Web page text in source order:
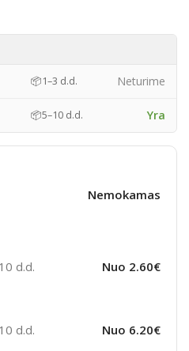
📦1–3 d.d. Neturime
📦5–10 d.d. Yra
Nemokamas
d.d. Nuo 2.60€
d.d. Nuo 6.20€